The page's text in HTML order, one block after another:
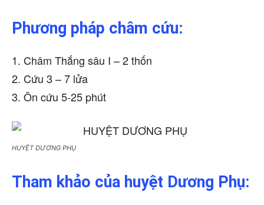
Phương pháp châm cứu:
1. Châm Thắng sâu I – 2 thốn
2. Cứu 3 – 7 lửa
3. Ôn cứu 5-25 phút
HUYỆT DƯƠNG PHỤ
Tham khảo của huyệt Dương Phụ: